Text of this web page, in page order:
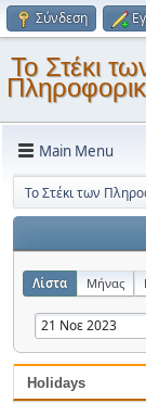
Σύνδεση
Το Στέκι
Main Menu
Το Στέκι των
Λίστα Μήνας
Holidays